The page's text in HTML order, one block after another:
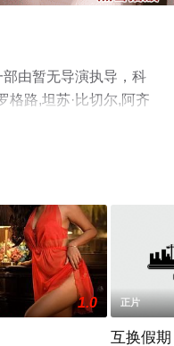
由暂无导演执导，科
格路,坦苏·比切尔,阿齐
耳其电影，手机免费观
网等平台了解。
1.0 正片
互换假期